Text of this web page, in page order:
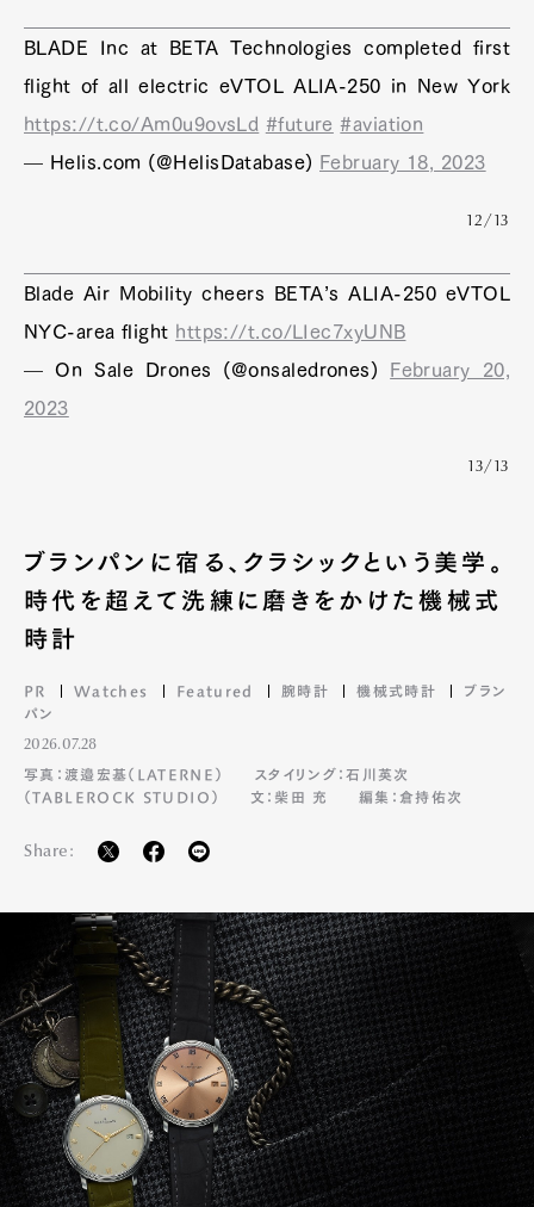
Contact
Pen Meet
BLADE Inc at BETA Technologies completed first
flight of all electric eVTOL ALIA-250 in New York
https://t.co/Am0u9ovsLd #future #aviation
— Helis.com (@HelisDatabase)
February 18, 2023
12/13
Blade Air Mobility cheers BETA’s ALIA-250 eVTOL
NYC-area flight https://t.co/LIec7xyUNB
— On Sale Drones (@onsaledrones)
February 20,
2023
13/13
ブランパンに宿る、クラシックという美学。
時代を超えて洗練に磨きをかけた機械式
時計
PR Watches Featured 腕時計 機械式時計
ブラン
パン
2026.07.28
写真：渡邉宏基（LATERNE）
スタイリング：石川英次
（TABLEROCK STUDIO）
文：柴田 充 編集：倉持佑次
Share: